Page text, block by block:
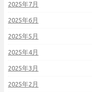
2025年7月
2025年6月
2025年5月
2025年4月
2025年3月
2025年2月